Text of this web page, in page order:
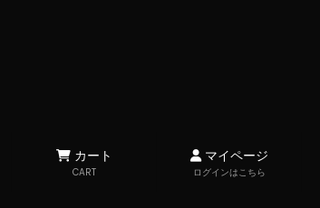
カート
CART
マイページ
ログインはこちら